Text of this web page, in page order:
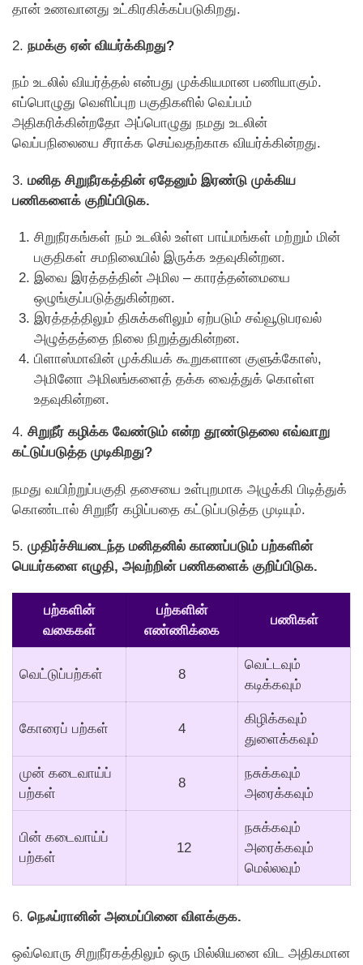
தான் உணவானது உட்கிரகிக்கப்படுகிறது.
2. நமக்கு ஏன் வியர்க்கிறது?
நம் உடலில் வியர்த்தல் என்பது முக்கியமான பணியாகும்.
எப்பொழுது வெளிப்புற பகுதிகளில் வெப்பம்
அதிகரிக்கின்றதோ அப்பொழுது நமது உடலின்
வெப்பநிலையை சீராக்க செய்வதற்காக வியர்க்கின்றது.
3. மனித சிறுநீரகத்தின் ஏதேனும் இரண்டு முக்கிய
பணிகளைக் குறிப்பிடுக.
சிறுநீரகங்கள் நம் உடலில் உள்ள பாய்மங்கள் மற்றும் மின்
பகுதிகள் சமநிலையில் இருக்க உதவுகின்றன.
இவை இரத்தத்தின் அமில – காரத்தன்மையை
ஒழுங்குப்படுத்துகின்றன.
இரத்தத்திலும் திசுக்களிலும் ஏற்படும் சவ்வூடுபரவல்
அழுத்தத்தை நிலை நிறுத்துகின்றன.
பிளாஸ்மாவின் முக்கியக் கூறுகளான குளுக்காேஸ்,
அமினாே அமிலங்களைத் தக்க வைத்துக் காெள்ள
உதவுகின்றன.
4. சிறுநீர் கழிக்க வேண்டும் என்ற தூண்டுதலை எவ்வாறு
கட்டுப்படுத்த முடிகிறது?
நமது வயிற்றுப்பகுதி தசையை உள்புறமாக அழுக்கி பிடித்துக்
கொண்டால் சிறுநீர் கழிப்பதை கட்டுப்படுத்த முடியும்.
5. முதிர்ச்சியடைந்த மனிதனில் காணப்படும் பற்களின்
பெயர்களை எழுதி, அவற்றின் பணிகளைக் குறிப்பிடுக.
பற்களின்
வகைகள்
பற்களின்
எண்ணிக்கை
பணிகள்
வெட்டுப்பற்கள் 8
வெட்டவும்
கடிக்கவும்
காேரைப் பற்கள் 4
கிழிக்கவும்
துளைக்கவும்
முன் கடைவாய்ப்
பற்கள்
8
நசுக்கவும்
அரைக்கவும்
பின் கடைவாய்ப்
பற்கள்
12
நசுக்கவும்
அரைக்கவும்
மெல்லவும்
6. நெஃப்ரானின் அமைப்பினை விளக்குக.
ஒவ்வொரு சிறுநீரகத்திலும் ஒரு மில்லியனை விட அதிகமான